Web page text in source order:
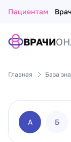
Пациентам
ВРАЧИ
Главная База
А Б